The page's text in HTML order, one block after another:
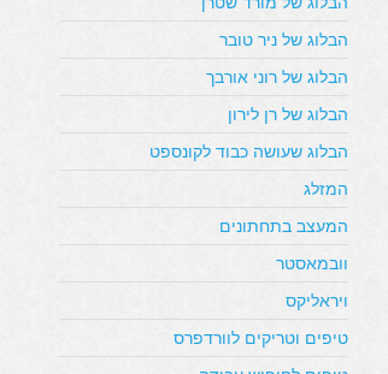
הבלוג של ניר טובר
הבלוג של רוני אורבך
הבלוג של רן לירון
הבלוג שעושה כבוד לקונספט
המזלג
המעצב בתחתונים
וובמאסטר
ויראליקס
טיפים וטריקים לוורדפרס